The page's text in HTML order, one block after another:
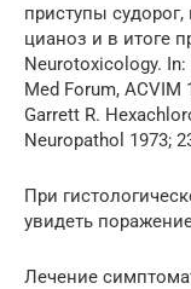
приступы
цианоз и в итоге
Neurotoxicology.
Med Forum, ACVIM
Garrett R.
Neuropathol 1973;
При
увидеть
Лечение